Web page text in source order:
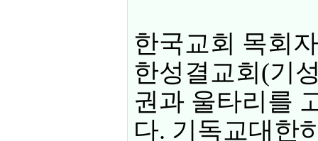
한국교회 목회
한성결교회(기
권과 울타리를
다. 기독교대한